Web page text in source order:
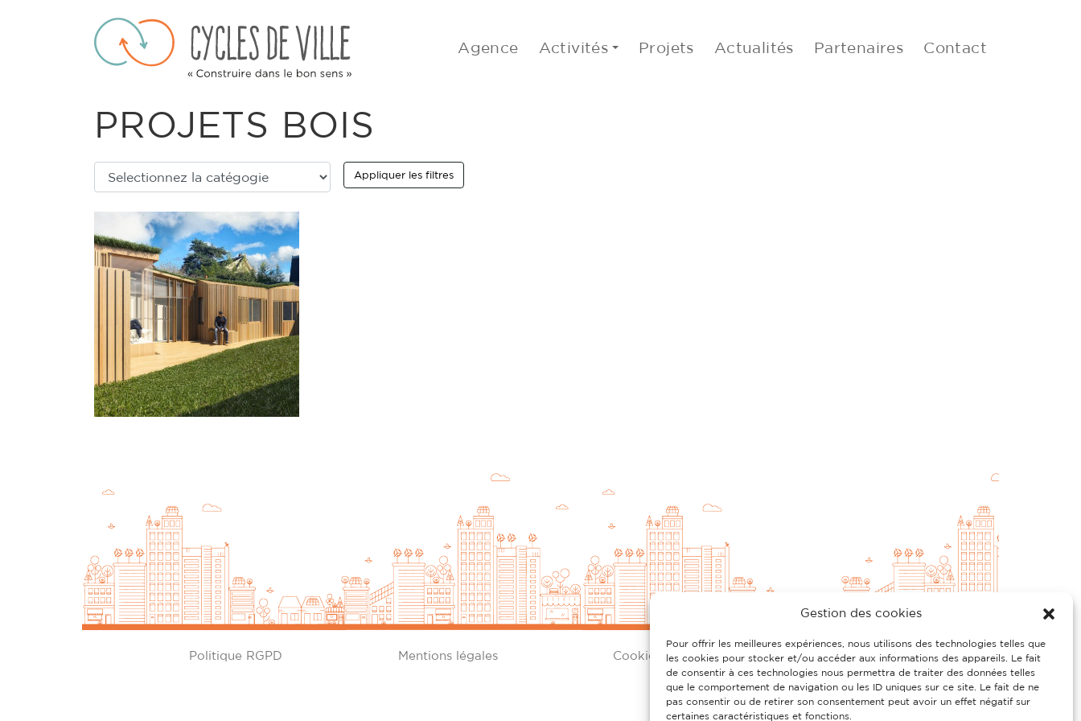
Gestion des cookies
Pour offrir les meilleures expériences, nous utilisons des technologies telles que
les cookies pour stocker et/ou accéder aux informations des appareils. Le fait
de consentir à ces technologies nous permettra de traiter des données telles
que le comportement de navigation ou les ID uniques sur ce site. Le fait de ne
pas consentir ou de retirer son consentement peut avoir un effet négatif sur
certaines caractéristiques et fonctions.
Agence Activités Projets Actualités Partenaires Contact
PROJETS BOIS
Appliquer les filtres
Politique RGPD Mentions légales Cookies Découvrez aussi